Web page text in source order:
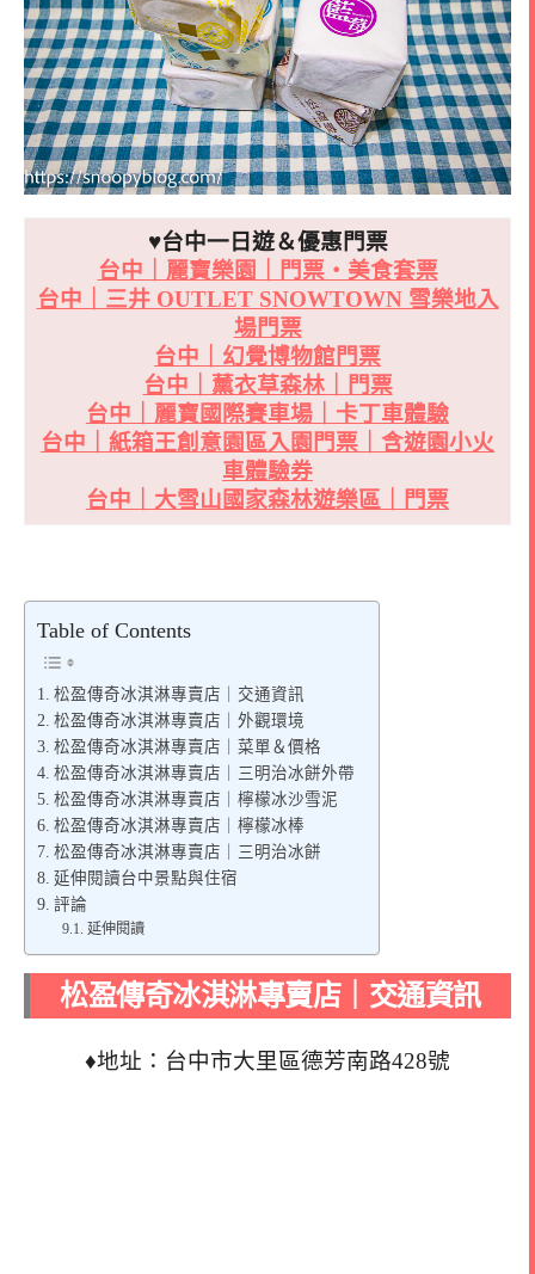
♥台中一日遊＆優惠門票
台中｜麗寶樂園｜門票・美食套票
台中｜三井 OUTLET SNOWTOWN 雪樂地入
場門票
台中｜幻覺博物館門票
台中｜薰衣草森林｜門票
台中｜麗寶國際賽車場｜卡丁車體驗
台中｜紙箱王創意園區入園門票｜含遊園小火
車體驗券
台中｜大雪山國家森林遊樂區｜門票
Table of Contents
松盈傳奇冰淇淋專賣店｜交通資訊
松盈傳奇冰淇淋專賣店｜外觀環境
松盈傳奇冰淇淋專賣店｜菜單＆價格
松盈傳奇冰淇淋專賣店｜三明治冰餅外帶
松盈傳奇冰淇淋專賣店｜檸檬冰沙雪泥
松盈傳奇冰淇淋專賣店｜檸檬冰棒
松盈傳奇冰淇淋專賣店｜三明治冰餅
延伸閱讀台中景點與住宿
評論
延伸閱讀
松盈傳奇冰淇淋專賣店｜交通資訊
♦地址：台中市大里區德芳南路428號